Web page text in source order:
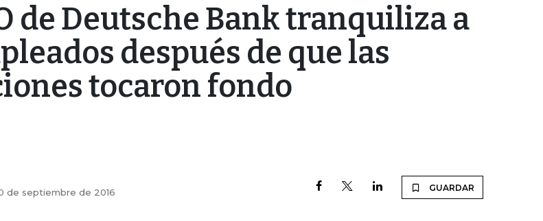
de Deutsche Bank tranquiliza a
después de que las
tocaron fondo
de septiembre de 2016 GUARDAR